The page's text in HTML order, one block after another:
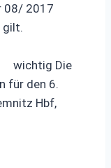
08/ 2017
gilt.
Die
für den 6.
Hbf,